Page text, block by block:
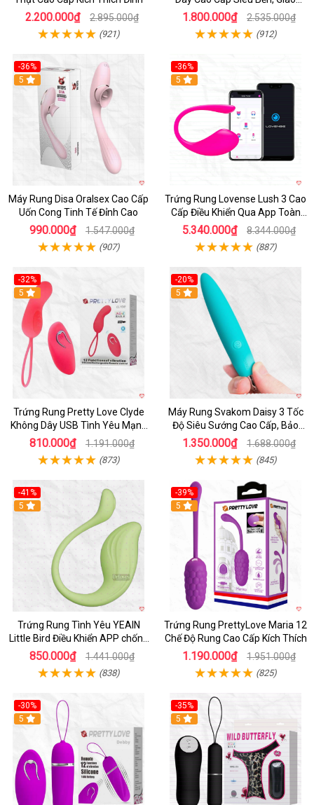
2.200.000₫ 2.895.000₫
(921)
Nhanh
1.800.000₫ 2.535.000₫
(912)
-36%
5
Máy Rung Disa Oralsex Cao Cấp
Uốn Cong Tinh Tế Đỉnh Cao
990.000₫ 1.547.000₫
(907)
-36%
Hot
5
Trứng Rung Lovense Lush 3 Cao
Cấp Điều Khiển Qua App Toàn
Cầu
5.340.000₫ 8.344.000₫
(887)
-32%
5
Trứng Rung Pretty Love Clyde
Không Dây USB Tình Yêu Mạnh
Mẽ
810.000₫ 1.191.000₫
(873)
-20%
5
Máy Rung Svakom Daisy 3 Tốc
Độ Siêu Sướng Cao Cấp, Bảo
Hành 1 Năm
1.350.000₫ 1.688.000₫
(845)
-41%
Hot
5
Trứng Rung Tình Yêu YEAIN
Little Bird Điều Khiển APP chống
nước sạc pin
850.000₫ 1.441.000₫
(838)
-39%
Hot
5
Trứng Rung PrettyLove Maria 12
Chế Độ Rung Cao Cấp Kích Thích
1.190.000₫ 1.951.000₫
(825)
-30%
Hot
5
-35%
Hot
5